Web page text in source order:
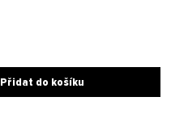
Přidat do košíku